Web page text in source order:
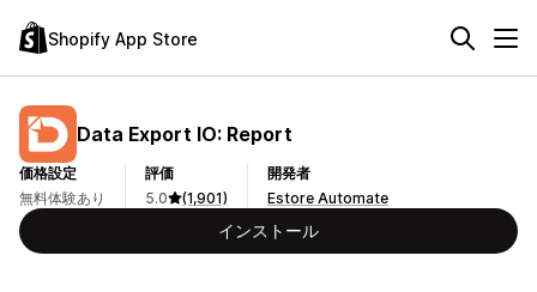
Shopify App Store
Data Export IO: Report
価格設定
無料体験あり
評価
5.0
(1,901)
開発者
Estore Automate
インストール